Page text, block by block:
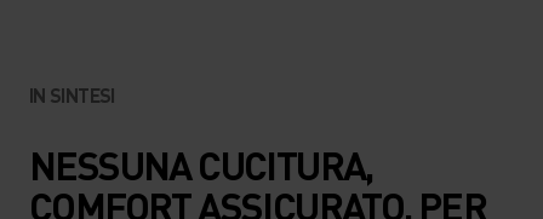
IN SINTESI
NESSUNA CUCITURA,
COMFORT ASSICURATO. PER